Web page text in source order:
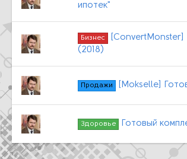
ипотек"
Бизнес
[ConvertMonster]
(2018)
Продажи [Mokselle]
Здоровье Готовый